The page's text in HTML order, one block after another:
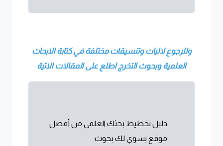
وللرجوع لاليات وتنسيقات مختلفة في كتابة الابحاث
العلمية وبحوث التخرج اطلع على المقالات الاتية
دليل تخطيط بحثك العلمي من أفضل
موقع يسوي لك بحوث